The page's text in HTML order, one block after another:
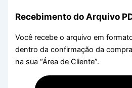
Recebimento do Arquivo
Você recebe o arquivo em
dentro da confirmação da
na sua “Área de Cliente”.